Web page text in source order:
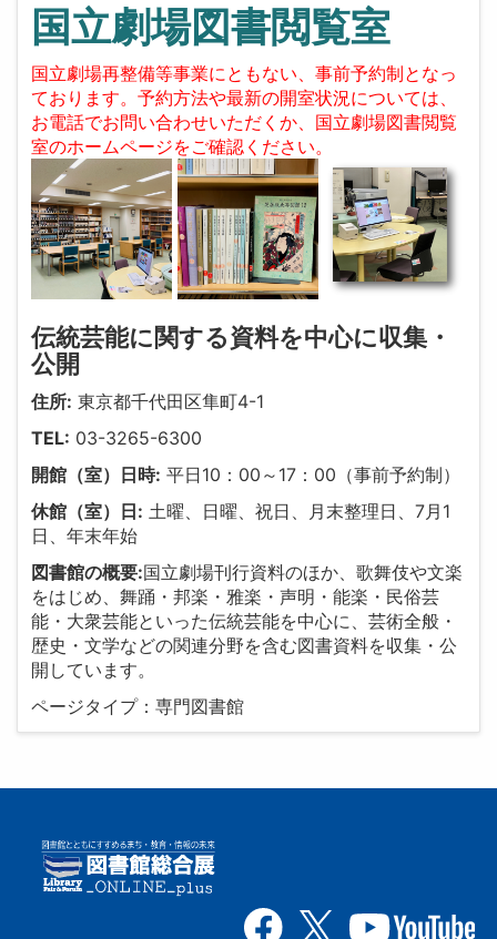
国立劇場図書閲覧室
国立劇場再整備等事業にともない、事前予約制となっ
ております。予約方法や最新の開室状況については、
お電話でお問い合わせいただくか、国立劇場図書閲覧
室のホームページをご確認ください。
伝統芸能に関する資料を中心に収集・
公開
住所: 東京都千代田区隼町4-1
TEL: 03-3265-6300
開館（室）日時: 平日10：00～17：00（事前予約制）
休館（室）日: 土曜、日曜、祝日、月末整理日、7月1
日、年末年始
図書館の概要:国立劇場刊行資料のほか、歌舞伎や文楽
をはじめ、舞踊・邦楽・雅楽・声明・能楽・民俗芸
能・大衆芸能といった伝統芸能を中心に、芸術全般・
歴史・文学などの関連分野を含む図書資料を収集・公
開しています。
ページタイプ：専門図書館